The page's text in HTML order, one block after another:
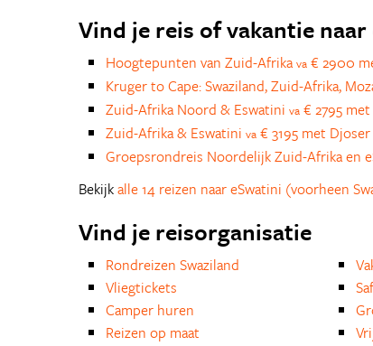
Vind je reis of vakantie
Hoogtepunten van Zuid-Afrika va € 2900
Kruger to Cape: Swaziland, Zuid-Afrika,
Zuid-Afrika Noord & Eswatini va € 2795
Zuid-Afrika & Eswatini va € 3195 met
Groepsrondreis Noordelijk Zuid-Afrika en
Bekijkalle 14 reizen naar eSwatini (voorheen
Vind je reisorganisatie
Rondreizen Swaziland
Vliegtickets
Camper huren
Reizen op maat